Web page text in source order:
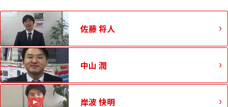
佐藤 将人
中山 潤
岸波 快明